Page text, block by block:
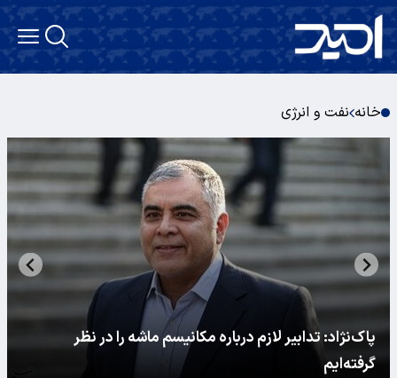
خانه نفت و انرژی
پاک‌نژاد: تدابیر لازم درباره مکانیسم ماشه را در نظر
گرفته‌ایم